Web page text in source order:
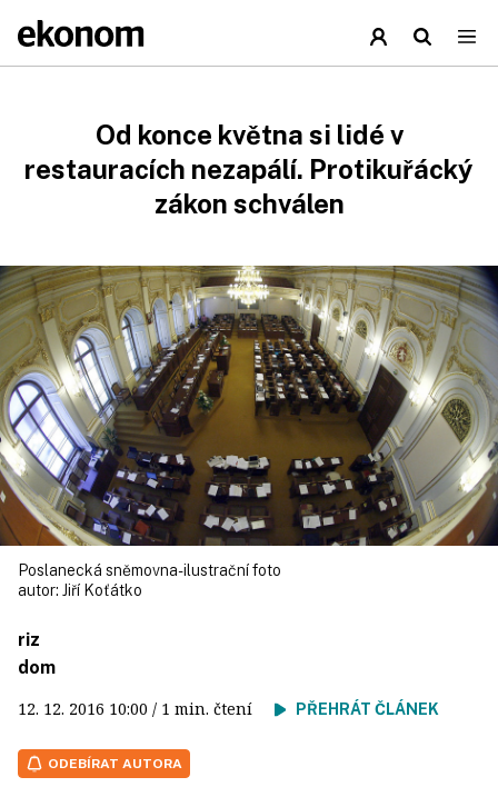
Od konce května si lidé v
restauracích nezapálí. Protikuřácký
zákon schválen
Poslanecká sněmovna- ilustrační foto
autor: Jiří Koťátko
riz
dom
12. 12. 2016 10:00 / 1 min. čtení PŘEHRÁT ČLÁNEK
ODEBÍRAT AUTORA